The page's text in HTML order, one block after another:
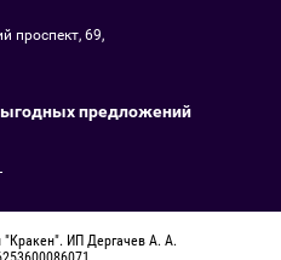
проспект, 69,
предложений
"Кракен". ИП Дергачев А. А.